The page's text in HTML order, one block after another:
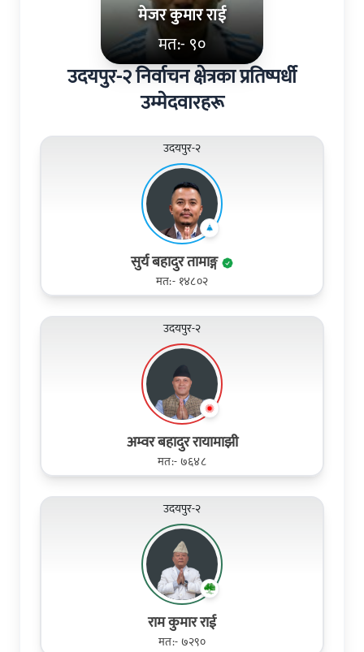
मेजर कुमार राई
मत:- ९०
उदयपुर-२ निर्वाचन क्षेत्रका प्रतिष्पर्धी
उम्मेदवारहरू
उदयपुर-२
सुर्य बहादुर तामाङ्ग
मत:- १४८०२
उदयपुर-२
अम्वर बहादुर रायामाझी
मत:- ७६४८
उदयपुर-२
राम कुमार राई
मत:- ७२९०